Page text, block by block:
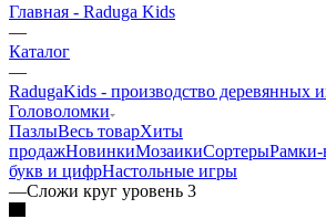
Главная - Raduga Kids
—
Каталог
—
RadugaKids - производство деревянных
Головоломки
ПазлыВесь товарХиты
продажНовинкиМозаикиСортеры
букв и цифрНастольные игры
—Сложи круг уровень 3